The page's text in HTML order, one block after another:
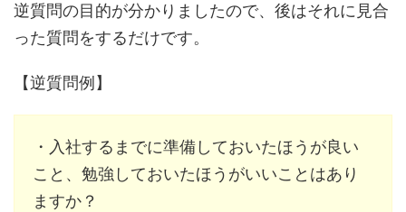
逆質問の目的が分かりましたので、後はそれに見合
った質問をするだけです。
【逆質問例】
・入社するまでに準備しておいたほうが良い
こと、勉強しておいたほうがいいことはあり
ますか？